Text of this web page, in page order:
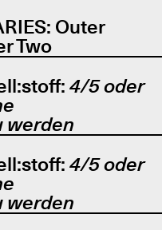
Outer
Two
4/5 oder
werden
4/5 oder
werden